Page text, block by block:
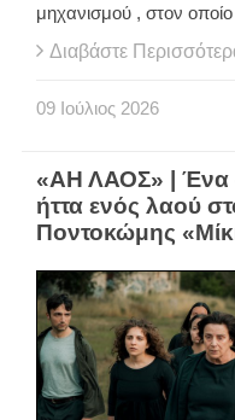
μηχανισμού , στον
Διαβάστε
09 Ιούλιος 2026
«ΑΗ ΛΑΟΣ» | Ένα
ήττα ενός λαού
Ποντοκώμης